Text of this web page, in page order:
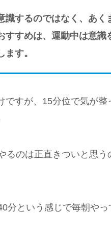
識するのではなく、あく
すすめは、運動中は意識
す。
ですが、15分位で気が
るのは正直きついと思
分という感じで毎朝やっ